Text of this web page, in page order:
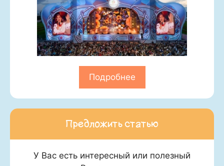
Подробнее
Предложить статью
У Вас есть интересный или полезный